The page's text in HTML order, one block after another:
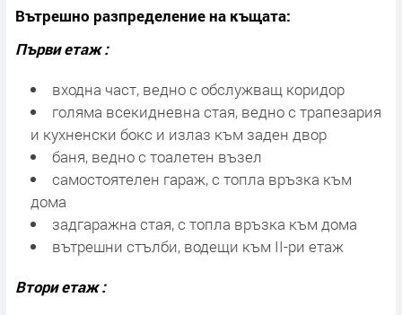
Вътрешно разпределение на къщата:
Първи етаж :
входна част, ведно с обслужващ коридор
голяма всекидневна стая, ведно с трапезария
и кухненски бокс и излаз към заден двор
баня, ведно с тоалетен възел
самостоятелен гараж, с топла връзка към
дома
задгаражна стая, с топла връзка към дома
вътрешни стълби, водещи към ІІ-ри етаж
Втори етаж :